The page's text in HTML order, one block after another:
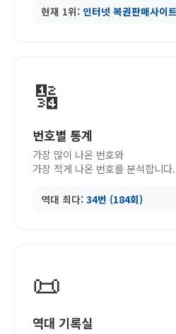
현재 1위: 인터넷 복권판매사이
🔢
번호별 통계
가장 많이 나온 번호와
가장 적게 나온 번호를 분석합니다.
역대 최다: 34번 (184회)
📜
역대 기록실